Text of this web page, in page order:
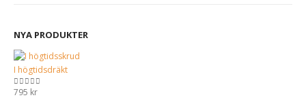
NYA PRODUKTER
I högtidsdräkt
0out of 5
795 kr